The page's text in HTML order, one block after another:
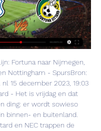
Fortuna naar Nijmegen,
Nottingham - SpursBron:
15 december 2023, 19:03
- Het is vrijdag en dat
ding: er wordt sowieso
binnen- en buitenland.
en NEC trappen de